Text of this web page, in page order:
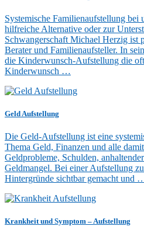
Systemische Familienaufstellung
hilfreiche Alternative oder zur
Schwangerschaft Michael Herzig ist
Berater und Familienaufsteller. In
die Kinderwunsch-Aufstellung die
Kinderwunsch …
Geld Aufstellung
Die Geld-Aufstellung ist eine
Thema Geld, Finanzen und alle
Geldprobleme, Schulden,
Geldmangel. Bei einer Aufstellung
Hintergründe sichtbar gemacht und
Krankheit und Symptom – Aufstellung